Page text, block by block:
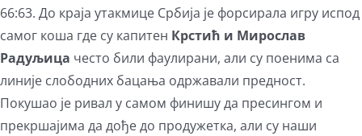
66:63. До краја утакмице Србија је форсирала игру испод
самог коша где су капитен Крстић и Мирослав
Радуљица често били фаулирани, али су поенима са
линије слободних бацања одржавали предност.
Покушао је ривал у самом финишу да пресингом и
прекршајима да дође до продужетка, али су наши